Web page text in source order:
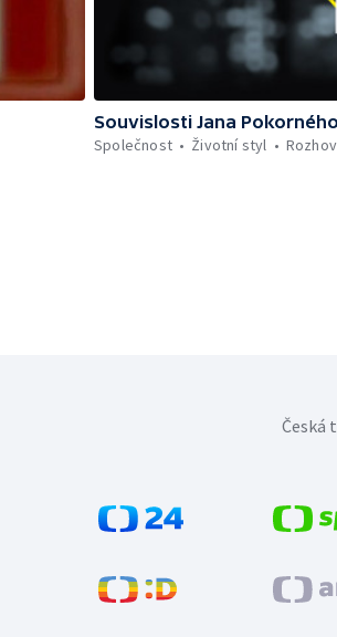
Souvislosti Jana
Společnost
Životní styl
Česká